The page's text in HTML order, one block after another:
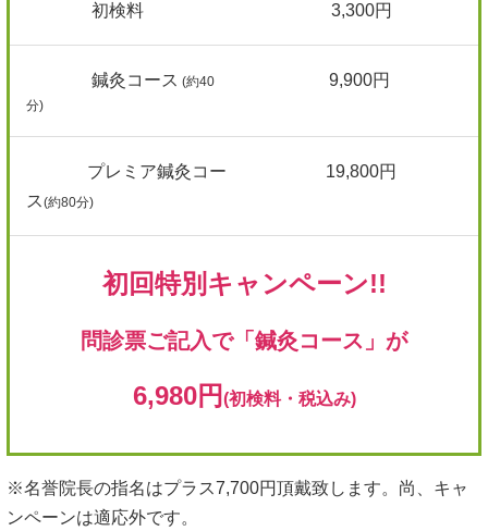
初検料 3,300円
鍼灸 コース (約40
分)
9,900円
プレミア鍼灸 コー
ス(約80分)
19,800円
初回特別キャンペーン!!
問診票ご記入で「鍼灸コース」が
6,980円 (初検料・税込み)
※名誉院長の指名はプラス7,700円頂戴致します。尚、キャ
ンペーンは適応外です。